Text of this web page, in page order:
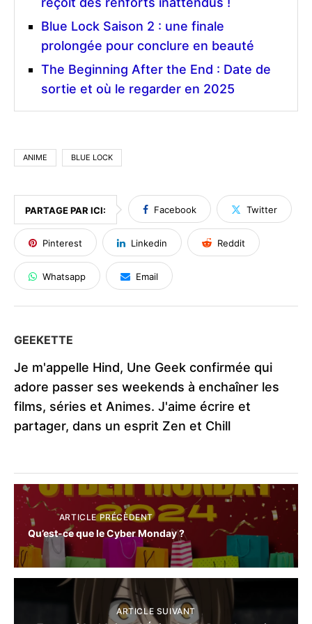
Blue Lock Saison 2 : une finale
prolongée pour conclure en beauté
The Beginning After the End : Date de
sortie et où le regarder en 2025
ANIME BLUE LOCK
PARTAGE PAR ICI: Facebook Twitter
Pinterest Linkedin Reddit
Whatsapp Email
GEEKETTE
Je m'appelle Hind, Une Geek confirmée qui
adore passer ses weekends à enchaîner les
films, séries et Animes. J'aime écrire et
partager, dans un esprit Zen et Chill
ARTICLE PRÉCÈDENT
Qu’est-ce que le Cyber Monday ?
ARTICLE SUIVANT